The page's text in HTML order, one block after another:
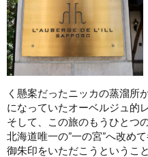
く懸案だったニッカの蒸溜所
になっていたオーベルジュ的
そして、この旅のもうひとつ
北海道唯一の”一の宮”へ改めて
御朱印をいただこうというこ